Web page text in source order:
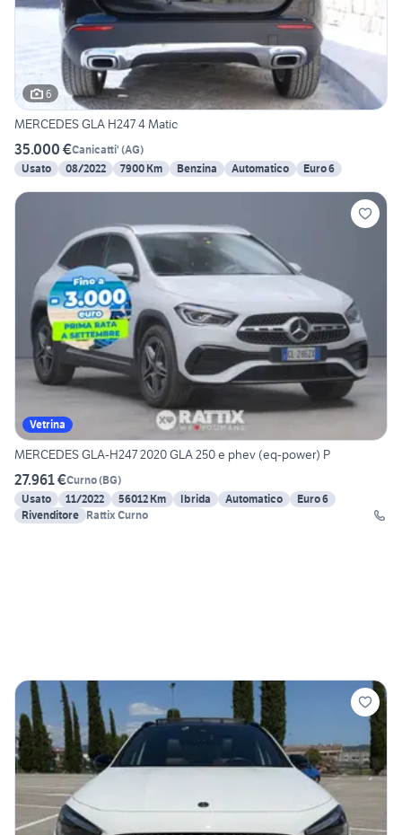
6
MERCEDES GLA H247 4 Matic
35.000 €Canicatti' (AG)
Usato
08/2022 7900 Km Benzina Automatico Euro 6
Vetrina
MERCEDES GLA-H247 2020 GLA 250 e phev (eq-power) P
27.961 €Curno(BG)
Usato
11/2022 56012 Km Ibrida Automatico
Euro 6
Rivenditore Rattix Curno